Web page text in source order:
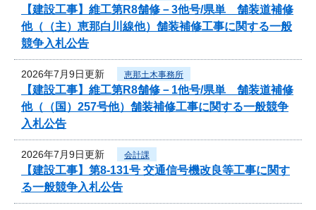
【建設工事】維工第R8舗修－3他号/県単 舗装道補修
他（（主）恵那白川線他）舗装補修工事に関する一般
競争入札公告
2026年7月9日更新 恵那土木事務所
【建設工事】維工第R8舗修－1他号/県単 舗装道補修
他（（国）257号他）舗装補修工事に関する一般競争
入札公告
2026年7月9日更新 会計課
【建設工事】第8-131号 交通信号機改良等工事に関す
る一般競争入札公告